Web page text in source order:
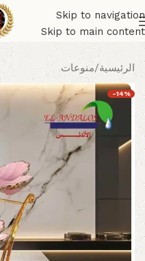
Skip to navigation
Skip to main content
الرئيسية/منوعات
-14%